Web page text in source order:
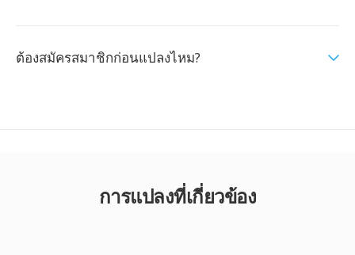
ต้องสมัครสมาชิกก่อนแปลงไหม?
การแปลงที่เกี่ยวข้อง